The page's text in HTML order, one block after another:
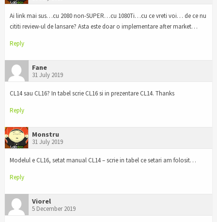
Ai link mai sus…cu 2080 non-SUPER…cu 1080Ti…cu ce vreti voi… de ce nu
cititi review-ul de lansare? Asta este doar o implementare after market…
Reply
Fane
31 July 2019
CL14 sau CL16? In tabel scrie CL16 si in prezentare CL14. Thanks
Reply
Monstru
31 July 2019
Modelul e CL16, setat manual CL14 – scrie in tabel ce setari am folosit…
Reply
Viorel
5 December 2019